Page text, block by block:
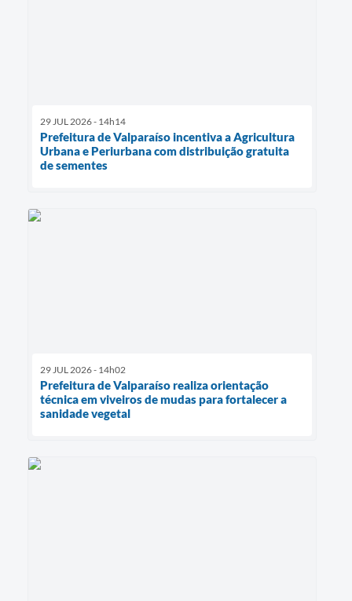
29 JUL 2026 - 14h14
Prefeitura de Valparaíso incentiva a Agricultura
Urbana e Periurbana com distribuição gratuita
de sementes
29 JUL 2026 - 14h02
Prefeitura de Valparaíso realiza orientação
técnica em viveiros de mudas para fortalecer a
sanidade vegetal